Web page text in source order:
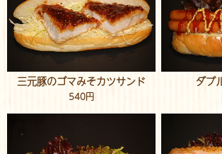
三元豚のゴマみそカツサンド
540円
ダブ